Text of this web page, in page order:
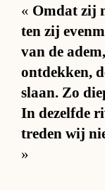
« Om­dat zij
ten zij
van de
ont­dek­ken,
slaan. Zo
In de­zelfde
tre­den wij
»